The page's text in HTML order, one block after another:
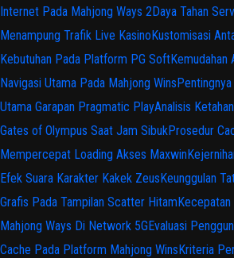
Internet Pada Mahjong Ways 2Daya Tahan
Menampung Trafik Live KasinoKustomisasi
Kebutuhan Pada Platform PG SoftKemudahan
Navigasi Utama Pada Mahjong Wins
Utama Garapan Pragmatic PlayAnalisis
Gates of Olympus Saat Jam SibukProsedur
Mempercepat Loading Akses Maxwin
Efek Suara Karakter Kakek ZeusKeunggulan
Grafis Pada Tampilan Scatter HitamKecepatan
Mahjong Ways Di Network 5GEvaluasi
Cache Pada Platform Mahjong WinsKriteria